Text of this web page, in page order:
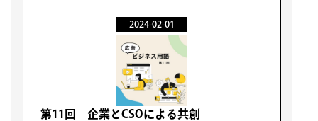
2024-02-01
第11回 企業とCSOによる共創